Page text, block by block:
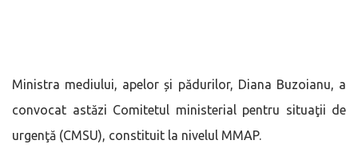
Ministra mediului, apelor și pădurilor, Diana Buzoianu, a
convocat astăzi Comitetul ministerial pentru situaţii de
urgenţă (CMSU), constituit la nivelul MMAP.